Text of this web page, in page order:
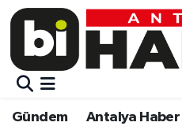
Gündem Antalya Haber
Gündem
Gündem
Muratpaşa Nöbetçi